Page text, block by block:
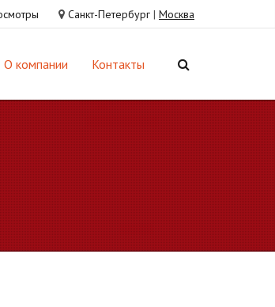
Санкт-Петербург | Москва
О компании Контакты